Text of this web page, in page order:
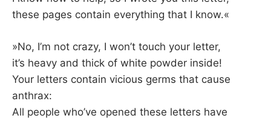
these pages contain everything that I know.«
»No, I’m not crazy, I won’t touch your letter,
it’s heavy and thick of white powder inside!
Your letters contain vicious germs that cause
anthrax:
All people who’ve opened these letters have